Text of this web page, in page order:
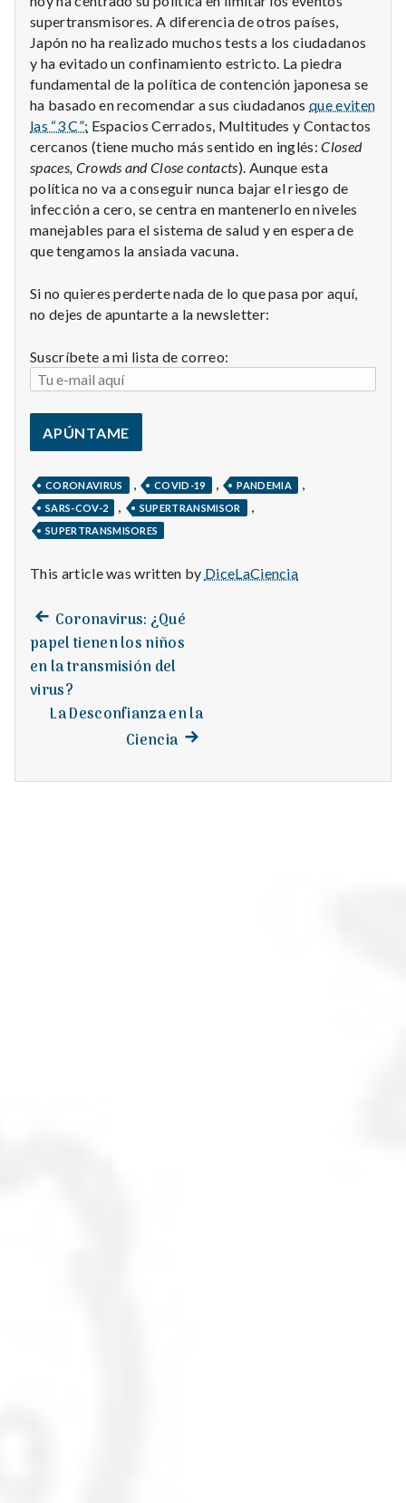
supertransmisores. A diferencia de otros países,
Japón no ha realizado muchos tests a los ciudadanos
y ha evitado un confinamiento estricto. La piedra
fundamental de la política de contención japonesa se
ha basado en recomendar a sus ciudadanosque eviten
las “3 C”: Espacios Cerrados, Multitudes y Contactos
cercanos (tiene mucho más sentido en inglés:Closed
spaces, Crowds and Close contacts). Aunque esta
política no va a conseguir nunca bajar el riesgo de
infección a cero, se centra en mantenerlo en niveles
manejables para el sistema de salud y en espera de
que tengamos la ansiada vacuna.
Si no quieres perderte nada de lo que pasa por aquí,
no dejes de apuntarte a la newsletter:
Suscríbete a mi lista de correo:
CORONAVIRUS , COVID-19 , PANDEMIA ,
SARS-COV-2 , SUPERTRANSMISOR ,
SUPERTRANSMISORES
This article was written by DiceLaCiencia
Post
navigation
Previous
post:
Coronavirus: ¿Qué
papel tienen los niños
en la transmisión del
virus?
La Desconfianza en la
Ciencia Next